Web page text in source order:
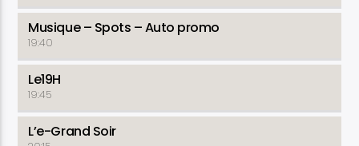
Musique – Spots – Auto promo
19:40
Le19H
19:45
L’e-Grand Soir